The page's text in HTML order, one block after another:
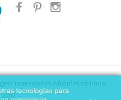
tecnologías para
reservados Abisal Mobiliario
2017